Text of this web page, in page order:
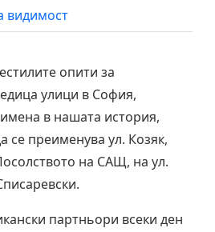
видимост
опити за
улици в София,
в нашата история,
се преименува ул. Козяк,
на САЩ, на ул.
партньори всеки ден